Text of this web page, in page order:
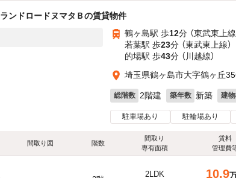
ランドロードヌマタＢの賃貸物件
鶴ヶ島駅 歩12分 （東武東上線
若葉駅 歩23分 （東武東上線）
的場駅 歩43分 （川越線）
埼玉県鶴ヶ島市大字鶴ヶ丘
総階数 2階建 築年数 新築 建
駐車場あり 駐輪場あり
間取り図 階数
間取り
専有面積
賃料
管理費
2LDK
10.9